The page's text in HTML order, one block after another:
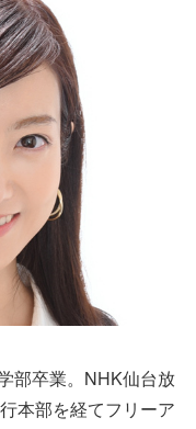
部卒業。NHK仙台放
本部を経てフリーア